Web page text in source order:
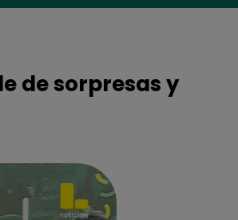
de sorpresas y